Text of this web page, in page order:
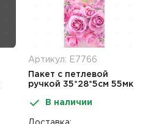
Артикул: Е7766
Пакет с петлевой
ручкой 35*28*5см 55мк
В наличии